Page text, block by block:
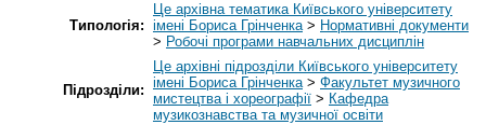
Типологія:
Це архівна тематика Київського університету
імені Бориса Грінченка> Нормативні документи
> Робочі програми навчальних дисциплін
Підрозділи:
Це архівні підрозділи Київського університету
імені Бориса Грінченка> Факультет музичного
мистецтва і хореографії > Кафедра
музикознавства та музичної освіти